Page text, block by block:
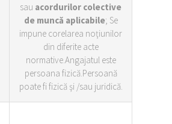
sau acordurilor colective
de muncă aplicabile; Se
impune corelarea noţiunilor
din diferite acte
normative.Angajatul este
persoana fizică.Persoană
poate fi fizică şi /sau juridică.